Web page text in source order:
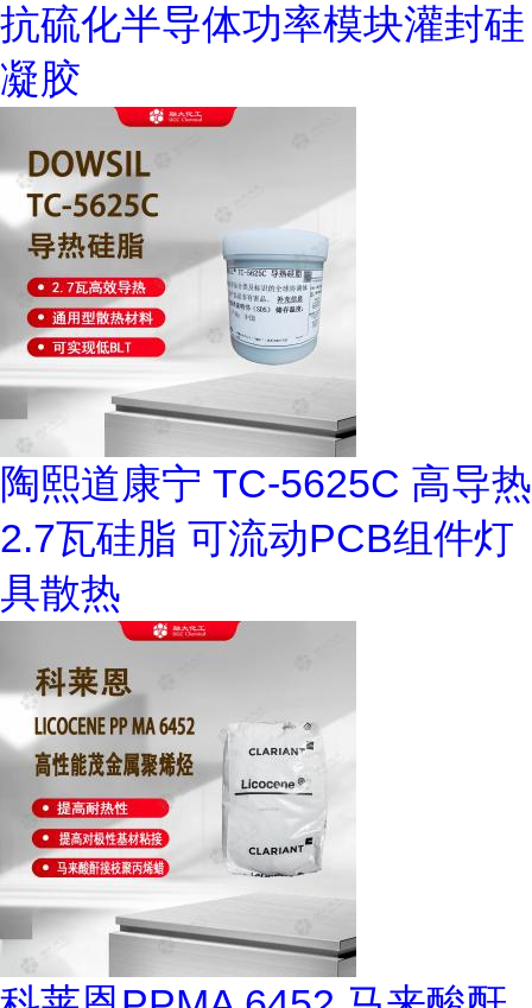
抗硫化半导体功率模块灌封硅
凝胶
陶熙道康宁 TC-5625C 高导热
2.7瓦硅脂 可流动PCB组件灯
具散热